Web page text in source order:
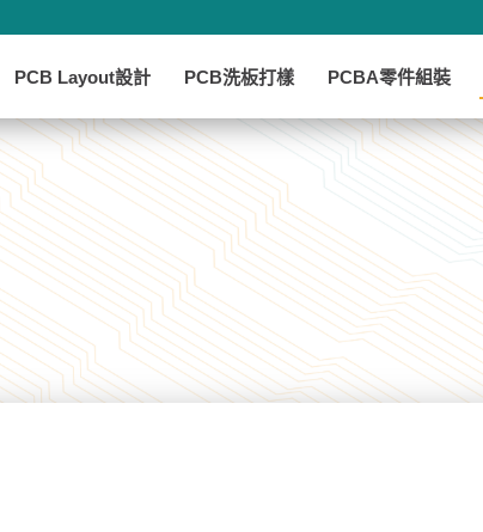
PCB Layout設計 PCB洗板打樣 PCBA零件組裝